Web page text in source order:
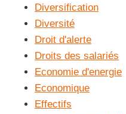
Diversification
Diversité
Droit d'alerte
Droits des salariés
Economie d'energie
Economique
Effectifs